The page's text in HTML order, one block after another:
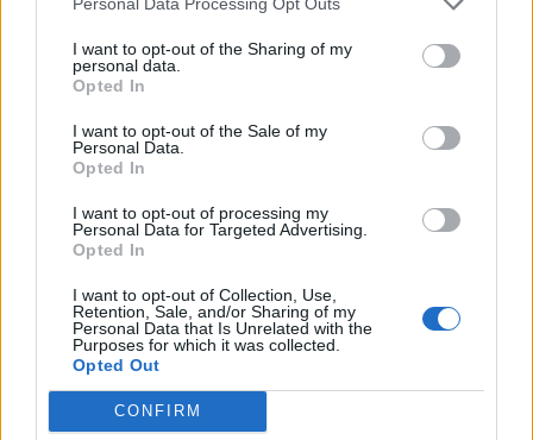
I want to opt-out of the Sharing of my
personal data.
Opted In
I want to opt-out of the Sale of my
Personal Data.
Opted In
I want to opt-out of processing my
Personal Data for Targeted Advertising.
Opted In
I want to opt-out of Collection, Use,
Retention, Sale, and/or Sharing of my
Personal Data that Is Unrelated with the
Purposes for which it was collected.
Opted Out
CONFIRM